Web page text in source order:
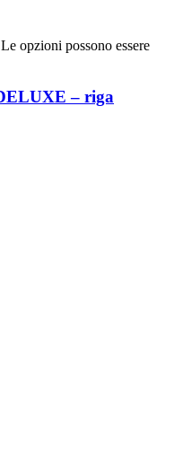
opzioni possono essere
– riga